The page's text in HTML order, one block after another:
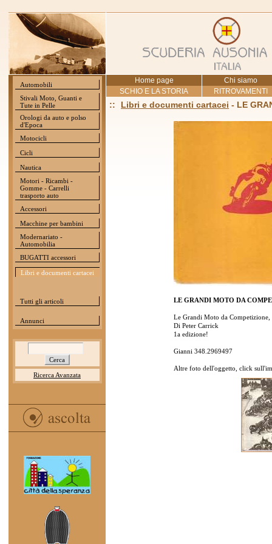
Automobili
Stivali Moto, Guanti e
Tute in Pelle
Orologi da auto e polso
d'Epoca
Motocicli
Cicli
Nautica
Motori - Ricambi -
Gomme - Carrelli
trasporto auto
Accessori
Macchine per bambini
Modernariato -
Automobilia
BUGATTI accessori
Libri e documenti cartacei
Tutti gli articoli
Annunci
Ricerca Avanzata
Home page
Chi siamo
SCHIO E LA STORIA
RITROVAMENTI
:: Libri e documenti cartacei - LE
LE GRANDI MOTO DA
Le Grandi Moto da
Di Peter Carrick
1a edizione!
Gianni 348.2969497
Altre foto dell'oggetto, click